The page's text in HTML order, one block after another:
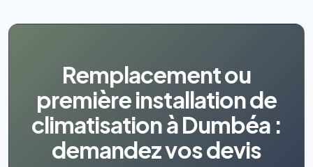
Remplacement ou
première installation de
climatisation à Dumbéa :
demandez vos devis